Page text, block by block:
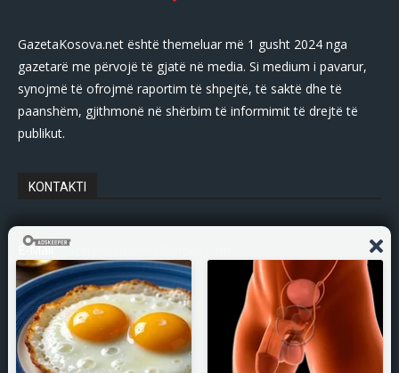
GazetaKosova.net është themeluar më 1 gusht 2024 nga
gazetarë me përvojë të gjatë në media. Si medium i pavarur,
synojmë të ofrojmë raportim të shpejtë, të saktë dhe të
paanshëm, gjithmonë në shërbim të informimit të drejtë të
publikut.
KONTAKTI
E-Mail:gazetakosovanet@gmail.com
Tel: +383 45 339 807